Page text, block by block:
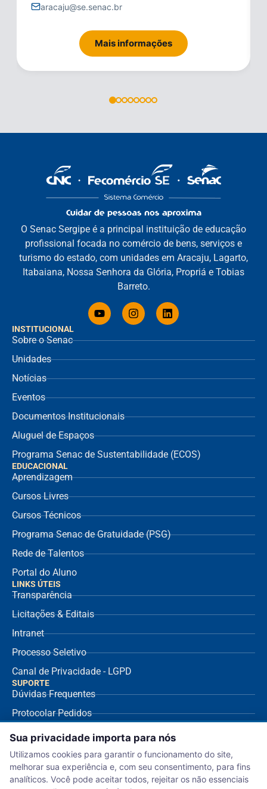
aracaju@se.senac.br
Mais informações
INSTITUCIONAL
Sobre o Senac
Unidades
Notícias
Eventos
Documentos Institucionais
Aluguel de Espaços
Programa Senac de Sustentabilidade (ECOS)
EDUCACIONAL
Aprendizagem
Cursos Livres
Cursos Técnicos
Programa Senac de Gratuidade (PSG)
Rede de Talentos
Portal do Aluno
O Senac Sergipe é a principal instituição de educação
profissional focada no comércio de bens, serviços e
turismo do estado, com unidades em Aracaju, Lagarto,
Itabaiana, Nossa Senhora da Glória, Propriá e Tobias
Barreto.
LINKS ÚTEIS
Transparência
Licitações & Editais
Intranet
Processo Seletivo
Canal de Privacidade - LGPD
SUPORTE
Dúvidas Frequentes
Protocolar Pedidos
Envio de NF Fornecedor
Ouvidoria
Aviso de Privacidade
Sua privacidade importa para nós
Utilizamos cookies para garantir o funcionamento do site,
melhorar sua experiência e, com seu consentimento, para fins
analíticos. Você pode aceitar todos, rejeitar os não essenciais